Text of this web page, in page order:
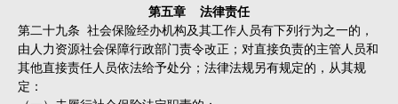
第五章 法律责任
第二十九条 社会保险经办机构及其工作人员有下列行为之一的，
由人力资源社会保障行政部门责令改正；对直接负责的主管人员和
其他直接责任人员依法给予处分；法律法规另有规定的，从其规
定：